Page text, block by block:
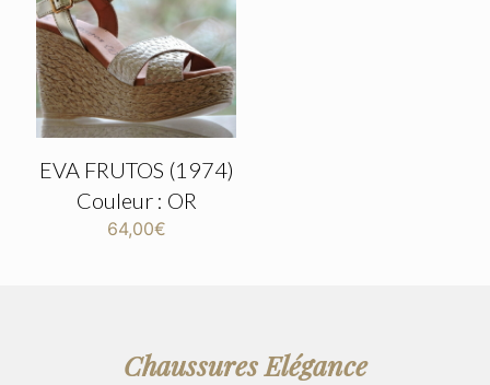
EVA FRUTOS (1974)
Couleur : OR
64,00€
Chaussures Elégance